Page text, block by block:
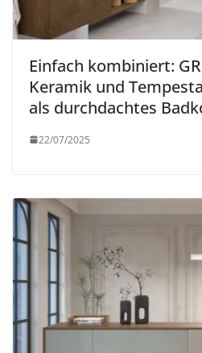
Einfach kombiniert:
Keramik und
als durchdachtes
22/07/2025